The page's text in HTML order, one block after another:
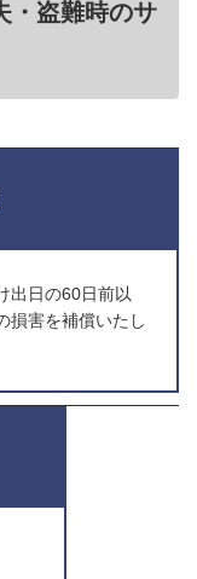
・盗難時のサ
出日の60日前以
損害を補償いたし